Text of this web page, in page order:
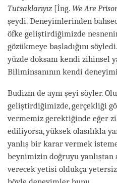
Tutsaklarıyız [İng. We Are
şeydi. Deneyimlerinden
öfke geliştirdiğimizde
gözükmeye başladığını
yüzde doksanı kendi zihinsel
Biliminsanının kendi
Budizm de aynı şeyi söyler.
geliştirdiğimizde, gerçekliği
vermemiz gerektiğinde eğer
ediliyorsa, yüksek olasılıkla
yanlış bir karar vermek
beynimizin doğruyu yanlıştan
verecek yetisi oldukça